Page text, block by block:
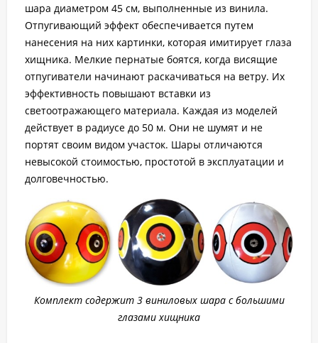
шара диаметром 45 см, выполненные из винила.
Отпугивающий эффект обеспечивается путем
нанесения на них картинки, которая имитирует глаза
хищника. Мелкие пернатые боятся, когда висящие
отпугиватели начинают раскачиваться на ветру. Их
эффективность повышают вставки из
светоотражающего материала. Каждая из моделей
действует в радиусе до 50 м. Они не шумят и не
портят своим видом участок. Шары отличаются
невысокой стоимостью, простотой в эксплуатации и
долговечностью.
Комплект содержит 3 виниловых шара с большими
глазами хищника